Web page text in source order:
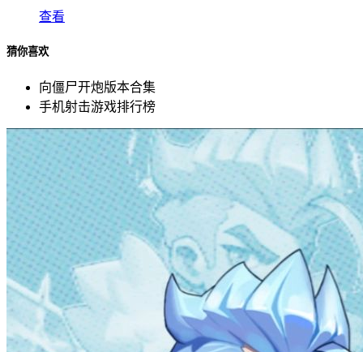
查看
猜你喜欢
向僵尸开炮版本合集
手机射击游戏排行榜